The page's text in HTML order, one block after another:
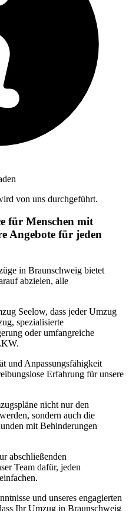
von uns durchgeführt.
für Menschen mit
Angebote für jeden
in Braunschweig bietet
abzielen, alle
Seelow, dass jeder Umzug
spezialisierte
oder umfangreiche
und Anpassungsfähigkeit
Erfahrung für unsere
nicht nur den
sondern auch die
mit Behinderungen
abschließenden
Team dafür, jeden
und unseres engagierten
Ihr Umzug in Braunschweig